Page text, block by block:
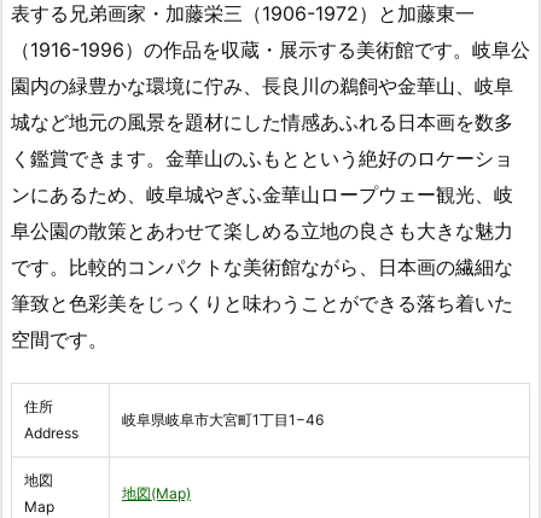
表する兄弟画家・加藤栄三（1906-1972）と加藤東一
（1916-1996）の作品を収蔵・展示する美術館です。岐阜公
園内の緑豊かな環境に佇み、長良川の鵜飼や金華山、岐阜
城など地元の風景を題材にした情感あふれる日本画を数多
く鑑賞できます。金華山のふもとという絶好のロケーショ
ンにあるため、岐阜城やぎふ金華山ロープウェー観光、岐
阜公園の散策とあわせて楽しめる立地の良さも大きな魅力
です。比較的コンパクトな美術館ながら、日本画の繊細な
筆致と色彩美をじっくりと味わうことができる落ち着いた
空間です。
住所
Address
岐阜県岐阜市大宮町1丁目1−46
地図
Map
地図(Map)